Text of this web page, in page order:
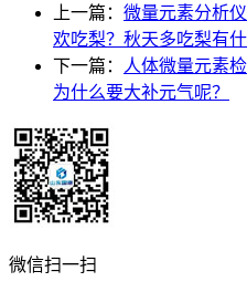
上一篇： 微量元素分析
欢吃梨？秋天多吃梨有什
下一篇：
人体微量元素
为什么要大补元气呢？
微信扫一扫